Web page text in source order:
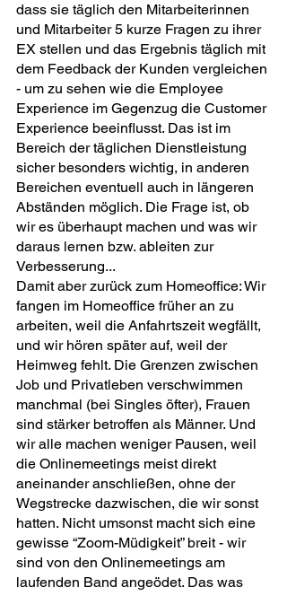
dass sie täglich den Mitarbeiterinnen
und Mitarbeiter 5 kurze Fragen zu ihrer
EX stellen und das Ergebnis täglich mit
dem Feedback der Kunden vergleichen
- um zu sehen wie die Employee
Experience im Gegenzug die Customer
Experience beeinflusst. Das ist im
Bereich der täglichen Dienstleistung
sicher besonders wichtig, in anderen
Bereichen eventuell auch in längeren
Abständen möglich. Die Frage ist, ob
wir es überhaupt machen und was wir
daraus lernen bzw. ableiten zur
Verbesserung...
Damit aber zurück zum Homeoffice: Wir
fangen im Homeoffice früher an zu
arbeiten, weil die Anfahrtszeit wegfällt,
und wir hören später auf, weil der
Heimweg fehlt. Die Grenzen zwischen
Job und Privatleben verschwimmen
manchmal (bei Singles öfter), Frauen
sind stärker betroffen als Männer. Und
wir alle machen weniger Pausen, weil
die Onlinemeetings meist direkt
aneinander anschließen, ohne der
Wegstrecke dazwischen, die wir sonst
hatten. Nicht umsonst macht sich eine
gewisse “Zoom-Müdigkeit” breit - wir
sind von den Onlinemeetings am
laufenden Band angeödet. Das was